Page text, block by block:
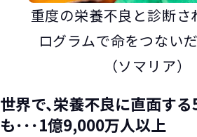
重度の栄養不良と診断さ
ログラムで命をつない
（ソマリア）
世界で、栄養不良に直面す
も･･･1億9,000万人以上